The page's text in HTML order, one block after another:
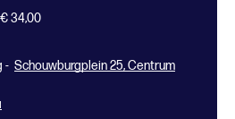
34,00
- Schouwburgplein 25, Centrum